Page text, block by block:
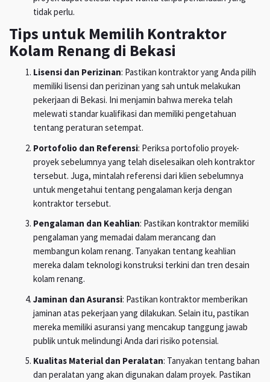
tidak perlu.
Tips untuk Memilih Kontraktor
Kolam Renang di Bekasi
Lisensi dan Perizinan: Pastikan kontraktor yang Anda pilih
memiliki lisensi dan perizinan yang sah untuk melakukan
pekerjaan di Bekasi. Ini menjamin bahwa mereka telah
melewati standar kualifikasi dan memiliki pengetahuan
tentang peraturan setempat.
Portofolio dan Referensi: Periksa portofolio proyek-
proyek sebelumnya yang telah diselesaikan oleh kontraktor
tersebut. Juga, mintalah referensi dari klien sebelumnya
untuk mengetahui tentang pengalaman kerja dengan
kontraktor tersebut.
Pengalaman dan Keahlian: Pastikan kontraktor memiliki
pengalaman yang memadai dalam merancang dan
membangun kolam renang. Tanyakan tentang keahlian
mereka dalam teknologi konstruksi terkini dan tren desain
kolam renang.
Jaminan dan Asuransi: Pastikan kontraktor memberikan
jaminan atas pekerjaan yang dilakukan. Selain itu, pastikan
mereka memiliki asuransi yang mencakup tanggung jawab
publik untuk melindungi Anda dari risiko potensial.
Kualitas Material dan Peralatan: Tanyakan tentang bahan
dan peralatan yang akan digunakan dalam proyek. Pastikan